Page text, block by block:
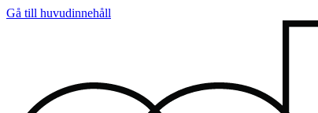
Gå till huvudinnehåll